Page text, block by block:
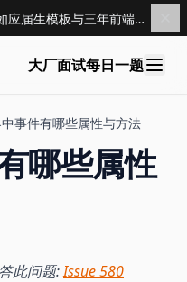
一纸简历更新更多的简历模板，如应届生模板与三年前端模板，点击查看 →
大厂面试每日一题
中事件有哪些属性与方法
哪些属性
此问题:Issue 580